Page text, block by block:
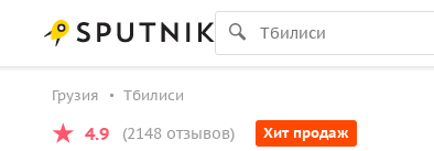
Грузия Тбилиси
4.9 (2148 отзывов) Хит продаж